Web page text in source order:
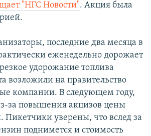
"НГС Новости". Акция была
последние два месяца в
еженедельно дорожает
удорожание топлива
возложили на правительство
компании. В следующем году,
за повышения акцизов цены
Пикетчики уверены, что вслед за
поднимется и стоимость